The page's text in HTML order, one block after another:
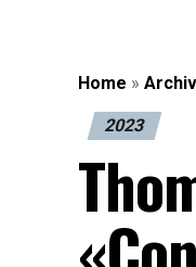
Home »
2023